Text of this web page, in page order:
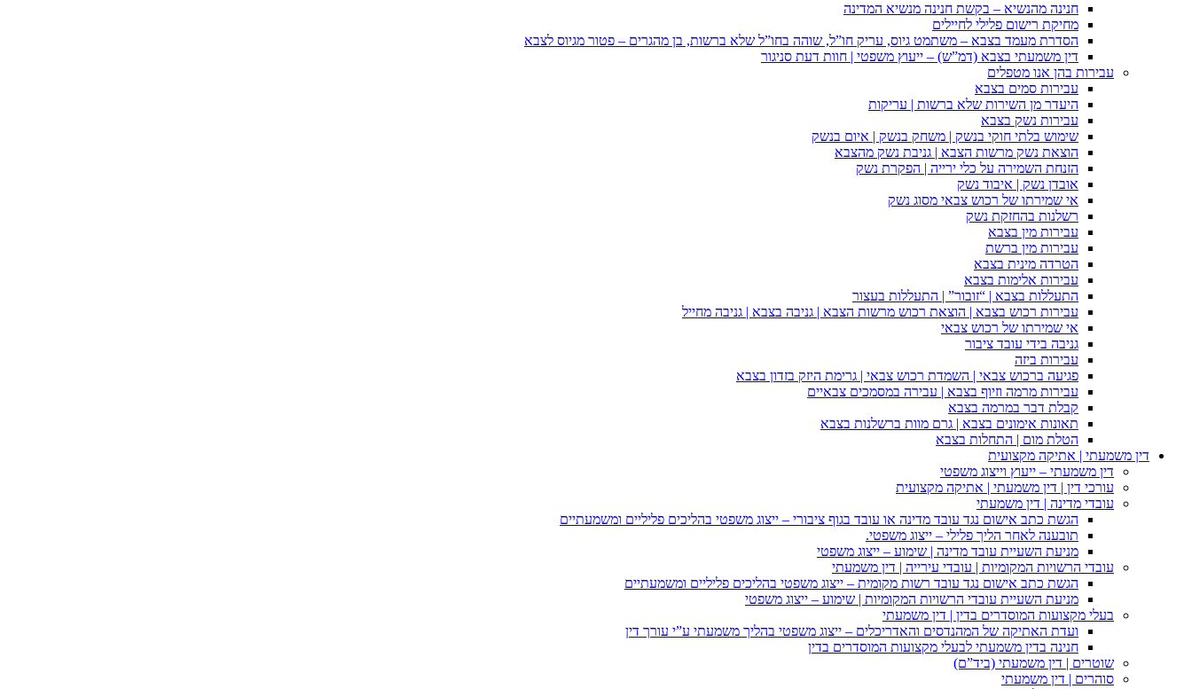
חנינה מהנשיא – בקשת חנינה מנשיא המדינה
מחיקת רישום פלילי לחיילים
הסדרת מעמד בצבא – משתמט גיוס, עריק חו”ל, שוהה בחו”ל שלא ברשות, בן מהגרים – פטור מגיוס לצבא
דין משמעתי בצבא (דמ”ש) – ייעוץ משפטי | חוות דעת סניגור
עבירות בהן אנו מטפלים
עבירות סמים בצבא
היעדר מן השירות שלא ברשות | עריקות
עבירות נשק בצבא
שימוש בלתי חוקי בנשק | משחק בנשק | איום בנשק
הוצאת נשק מרשות הצבא | גניבת נשק מהצבא
הזנחת השמירה על כלי ירייה | הפקרת נשק
אובדן נשק | איבוד נשק
אי שמירתו של רכוש צבאי מסוג נשק
רשלנות בהחזקת נשק
עבירות מין בצבא
עבירות מין ברשת
הטרדה מינית בצבא
עבירות אלימות בצבא
התעללות בצבא | “זובור” | התעללות בעצור
עבירות רכוש בצבא | הוצאת רכוש מרשות הצבא | גניבה בצבא | גניבה מחייל
אי שמירתו של רכוש צבאי
גניבה בידי עובד ציבור
עבירות ביזה
פגיעה ברכוש צבאי | השמדת רכוש צבאי | גרימת היזק בזדון בצבא
עבירות מרמה וזיוף בצבא | עבירה במסמכים צבאיים
קבלת דבר במרמה בצבא
תאונות אימונים בצבא | גרם מוות ברשלנות בצבא
הטלת מום | התחלות בצבא
דין משמעתי | אתיקה מקצועית
דין משמעתי – ייעוץ וייצוג משפטי
עורכי דין | דין משמעתי | אתיקה מקצועית
עובדי מדינה | דין משמעתי
הגשת כתב אישום נגד עובד מדינה או עובד בגוף ציבורי – ייצוג משפטי בהליכים פליליים ומשמעתיים
תובענה לאחר הליך פלילי – ייצוג משפטי.
מניעת השעיית עובד מדינה | שימוע – ייצוג משפטי
עובדי הרשויות המקומיות | עובדי עירייה | דין משמעתי
הגשת כתב אישום נגד עובד רשות מקומית – ייצוג משפטי בהליכים פליליים ומשמעתיים
מניעת השעיית עובדי הרשויות המקומיות | שימוע – ייצוג משפטי
בעלי מקצועות המוסדרים בדין | דין משמעתי
ועדת האתיקה של המהנדסים והאדריכלים – ייצוג משפטי בהליך משמעתי ע”י עורך דין
חנינה בדין משמעתי לבעלי מקצועות המוסדרים בדין
שוטרים | דין משמעתי (ביד”ם)
סוהרים | דין משמעתי